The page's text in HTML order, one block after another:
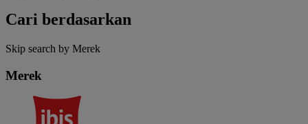
Cari berdasarkan
Skip search by Merek
Merek